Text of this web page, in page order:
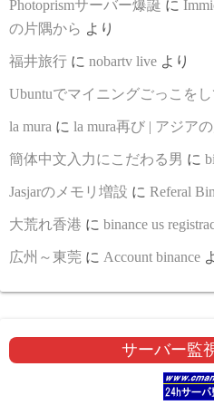
Photoprismサーバー爆誕 に
の片隅から より
福井旅行 に nobartv live より
Ubuntuでマイニングごっこを
la mura に la mura再び | アジア
簡体中文入力にこだわる男 に
Jasjarのメモリ増設 に Referal
大荒れ香港 に binance us
広州～東莞 に Account binance
サーバー監